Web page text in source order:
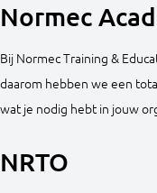
Normec
Bij Normec Training &
daarom hebben we een
wat je nodig hebt in jouw
NRTO